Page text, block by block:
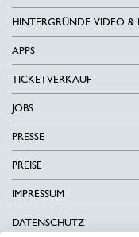
HINTERGRÜNDE VIDEO &
APPS
TICKETVERKAUF
JOBS
PRESSE
PREISE
IMPRESSUM
DATENSCHUTZ